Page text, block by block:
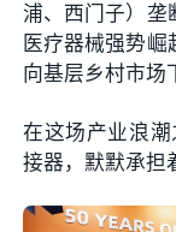
浦、西门子）垄
医疗器械强势
向基层乡村市场
在这场产业浪潮
接器，默默承担